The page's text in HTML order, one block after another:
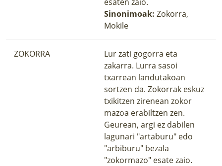
Sinonimoak: Zokorra,
Mokile
ZOKORRA
Lur zati gogorra eta
zakarra. Lurra sasoi
txarrean landutakoan
sortzen da. Zokorrak eskuz
txikitzen zirenean zokor
mazoa erabiltzen zen.
Geurean, argi ez dabilen
lagunari "artaburu" edo
"arbiburu" bezala
"zokormazo" esate zaio.